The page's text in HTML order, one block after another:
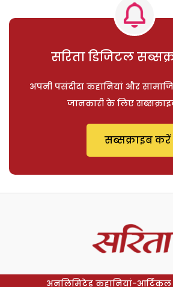
सरिता डिजिटल
अपनी पसंदीदा कहानियां और
जानकारी के लिए
सब्सक्राइब करें
अनलिमिटेड कहानियां-